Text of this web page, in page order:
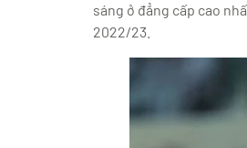
sáng ở đẳng cấp cao
2022/23.